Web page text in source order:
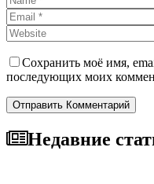
Сохранить моё имя,
последующих моих
Отправить Комментарий
Недавние